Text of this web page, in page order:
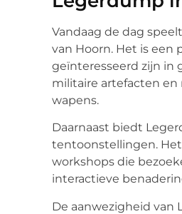
Vandaag de dag
van Hoorn. Het is een
geïnteresseerd zijn in
militaire artefacten
wapens.
Daarnaast biedt
tentoonstellingen.
workshops die
interactieve
De aanwezigheid van